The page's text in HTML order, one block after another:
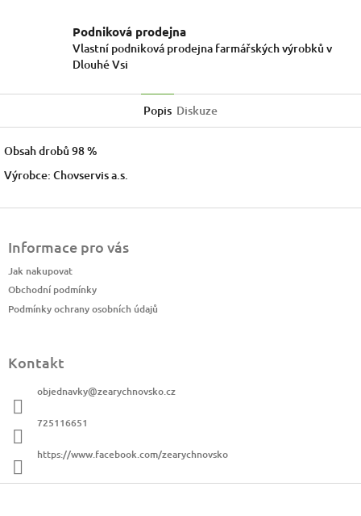
Podniková prodejna
Vlastní podniková prodejna farmářských výrobků v
Dlouhé Vsi
Popis Diskuze
Obsah drobů 98 %
Výrobce: Chovservis a.s.
Informace pro vás
Jak nakupovat
Obchodní podmínky
Podmínky ochrany osobních údajů
Kontakt
objednavky@zearychnovsko.cz
725116651
https://www.facebook.com/zearychnovsko